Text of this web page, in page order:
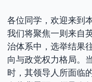
各位同学，欢迎来到
我们将聚焦一则来自
治体系中，选举结果
向与政党权力格局。
时，其领导人所面临